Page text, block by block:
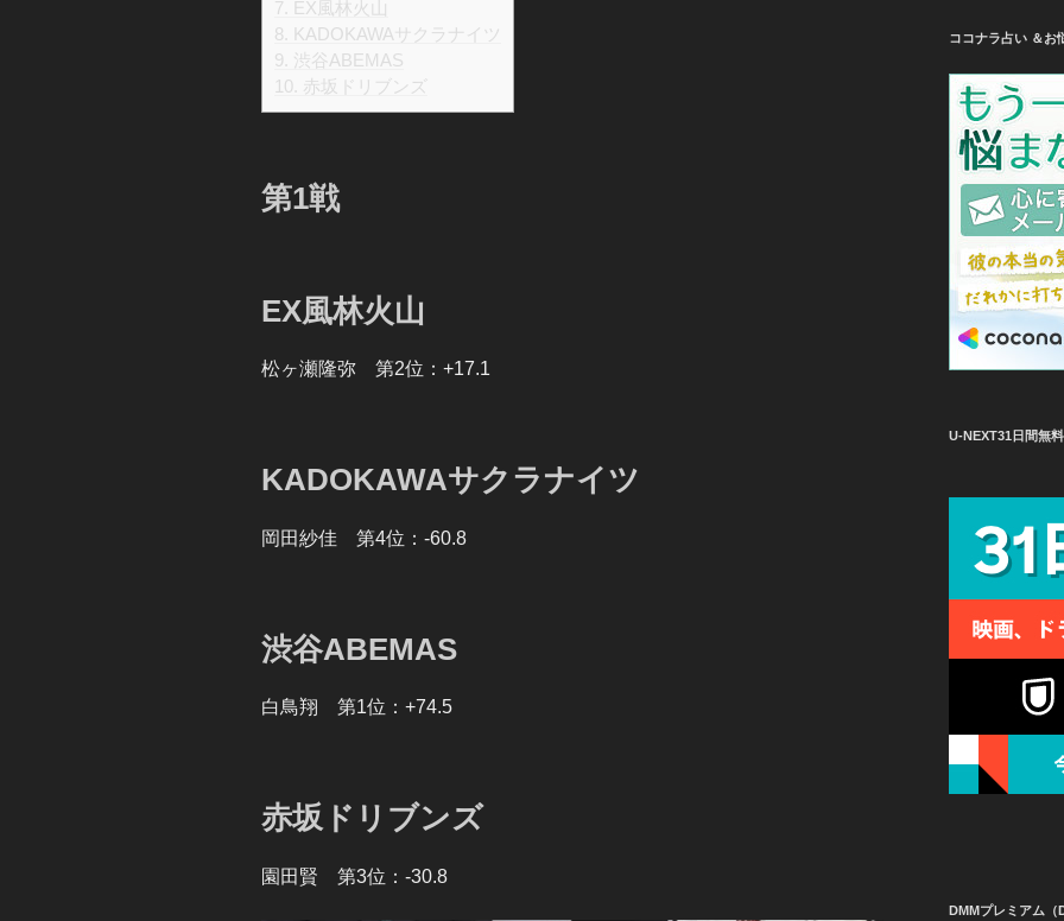
7.
EX風林火山
8.
KADOKAWAサクラナイツ
9. 渋谷ABEMAS
10.
赤坂ドリブンズ
第1戦
EX風林火山
松ヶ瀬隆弥 第2位：+17.1
KADOKAWAサクラナイツ
岡田紗佳 第4位：-60.8
渋谷ABEMAS
白鳥翔 第1位：+74.5
赤坂ドリブンズ
園田賢 第3位：-30.8
ココナラ占い ＆お
U-NEXT31日間無
DMMプレミアム（